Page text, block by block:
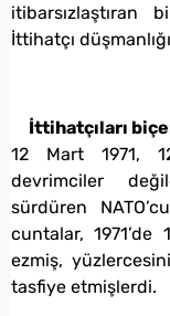
itibarsızlaştıran
İttihatçı
İttihatçıları
12 Mart 1971,
devrimciler
sürdüren
cuntalar, 1971’de
ezmiş,
tasfiye etmişlerdi.